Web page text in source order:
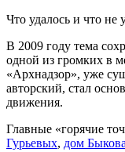
Что удалось и что не
В 2009 году тема
одной из громких в
«Архнадзор», уже
авторский, стал
движения.
Главные «горячие
Гурьевых, дом Быкова